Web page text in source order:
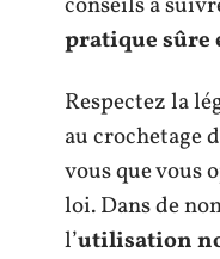
pratique sûre
Respectez la
au crochetage
vous que vous
loi. Dans de
l’utilisation